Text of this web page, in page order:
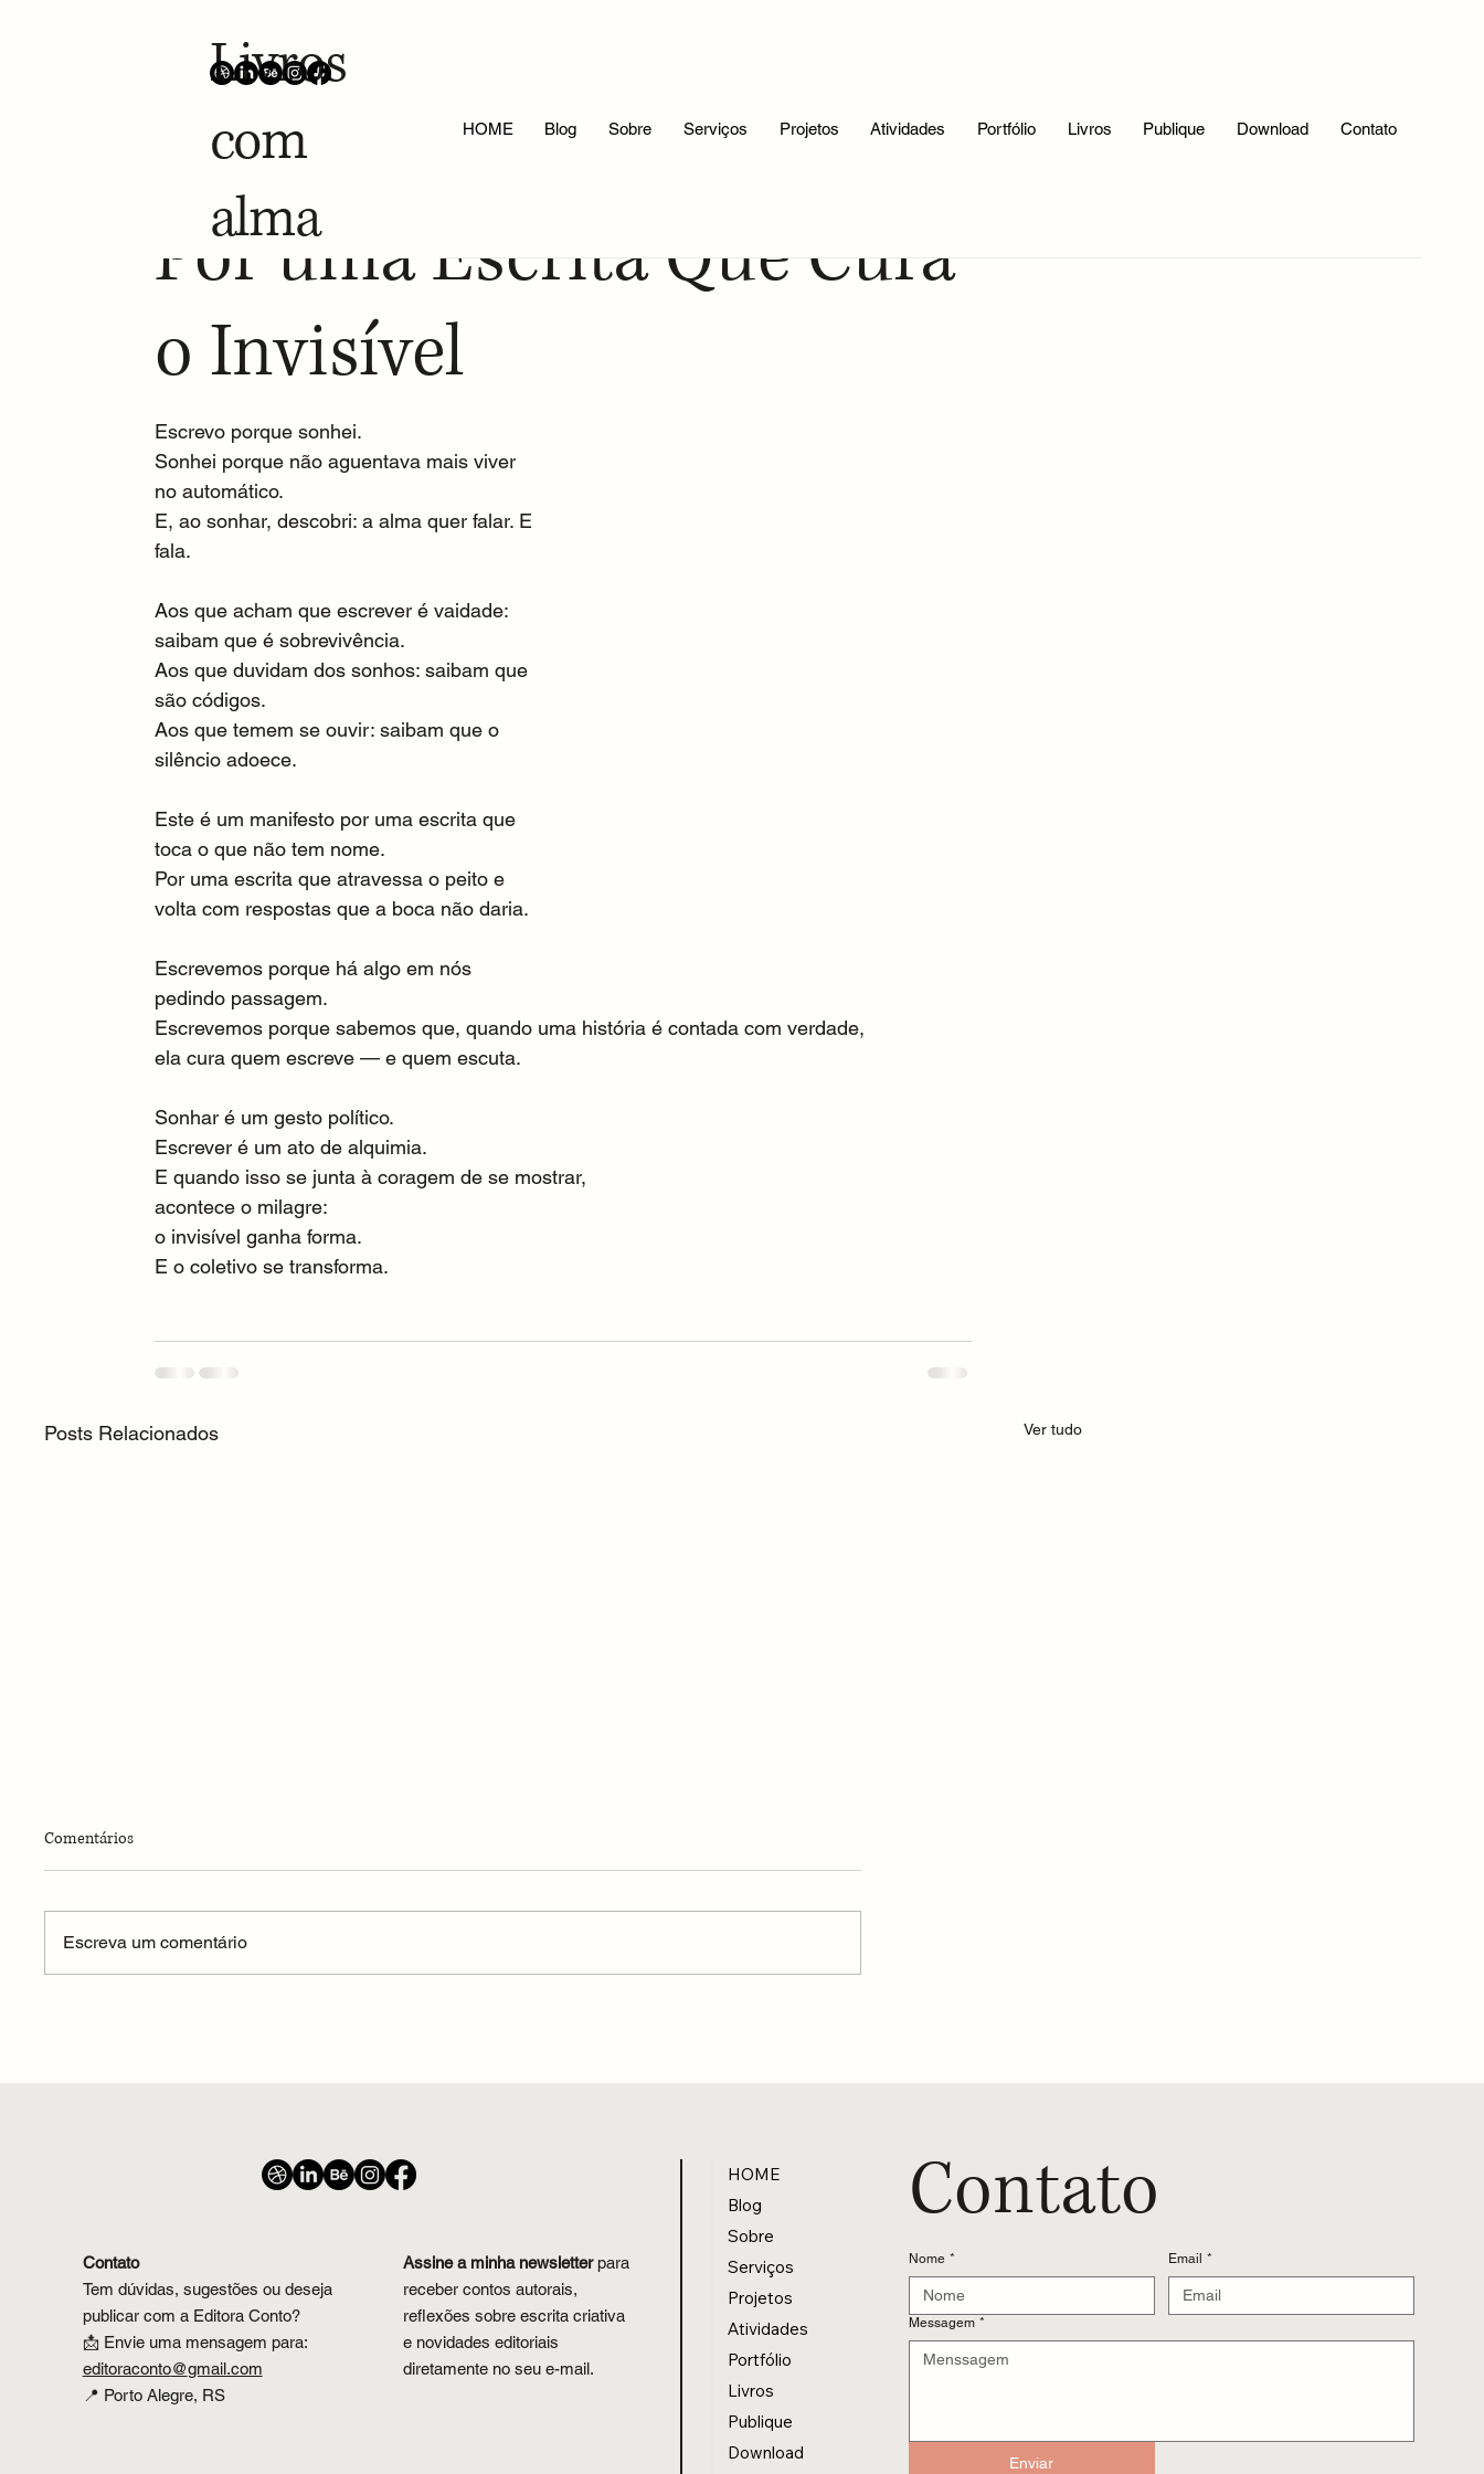
Livros
com
alma
HOME Blog Sobre Serviços Projetos Atividades Portfólio Livros Publique Download Contato
Reflexões Filosóficas A Mitologia e Eu Meus Trabalhos Bastidores da Publicação Verso livre
Por uma Escrita Que Cura
o Invisível
20 de mai. de 2025
Escrevo porque sonhei.
Sonhei porque não aguentava mais viver
no automático.
E, ao sonhar, descobri: a alma quer falar. E
fala.
Aos que acham que escrever é vaidade:
saibam que é sobrevivência.
Aos que duvidam dos sonhos: saibam que
são códigos.
Aos que temem se ouvir: saibam que o
silêncio adoece.
Este é um manifesto por uma escrita que
toca o que não tem nome.
Por uma escrita que atravessa o peito e
volta com respostas que a boca não daria.
Escrevemos porque há algo em nós
pedindo passagem.
Escrevemos porque sabemos que, quando uma história é contada com verdade,
ela cura quem escreve — e quem escuta.
Sonhar é um gesto político.
Escrever é um ato de alquimia.
E quando isso se junta à coragem de se mostrar,
acontece o milagre:
o invisível ganha forma.
E o coletivo se transforma.
Posts Relacionados Ver tudo
Escada Interrompida
Comentários
Escreva um comentário
Contato
Tem dúvidas, sugestões ou deseja
publicar com a Editora Conto?
📩 Envie uma mensagem para:
editoraconto@gmail.com
📍 Porto Alegre, RS
Assine a minha newsletterpara
receber contos autorais,
reflexões sobre escrita criativa
e novidades editoriais
diretamente no seu e-mail.
HOME
Blog
Sobre
Serviços
Projetos
Atividades
Portfólio
Livros
Publique
Download
Contato
Nome * Email *
Messagem *
Enviar